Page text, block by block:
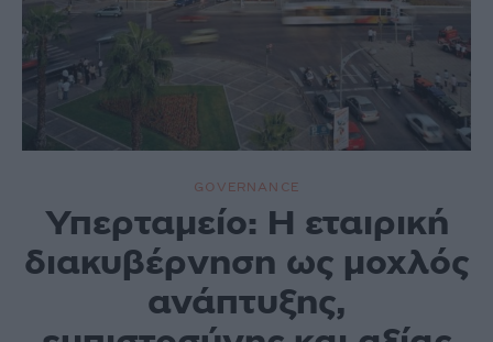
GOVERNANCE
Υπερταμείο: Η εταιρική
διακυβέρνηση ως μοχλός
ανάπτυξης,